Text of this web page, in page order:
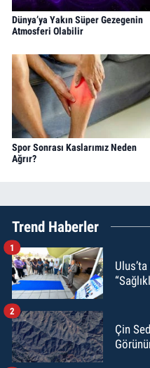
Dünya’ya Yakın Süper Gezegenin
Atmosferi Olabilir
Spor Sonrası Kaslarımız Neden
Ağrır?
Trend Haberler
1
Çin
2